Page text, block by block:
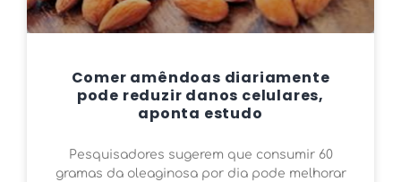
Comer amêndoas diariamente
pode reduzir danos celulares,
aponta estudo
Pesquisadores sugerem que consumir 60
gramas da oleaginosa por dia pode melhorar